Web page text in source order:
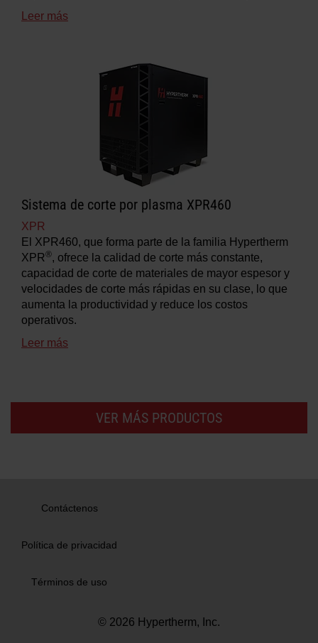
Leer más
Sistema de corte por plasma XPR460
XPR
El XPR460, que forma parte de la familia Hypertherm
XPR®, ofrece la calidad de corte más constante,
capacidad de corte de materiales de mayor espesor y
velocidades de corte más rápidas en su clase, lo que
aumenta la productividad y reduce los costos
operativos.
Leer más
VER MÁS PRODUCTOS
Contáctenos
Política de privacidad
Términos de uso
© 2026 Hypertherm, Inc.